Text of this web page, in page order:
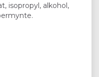
isopropyl, alkohol,